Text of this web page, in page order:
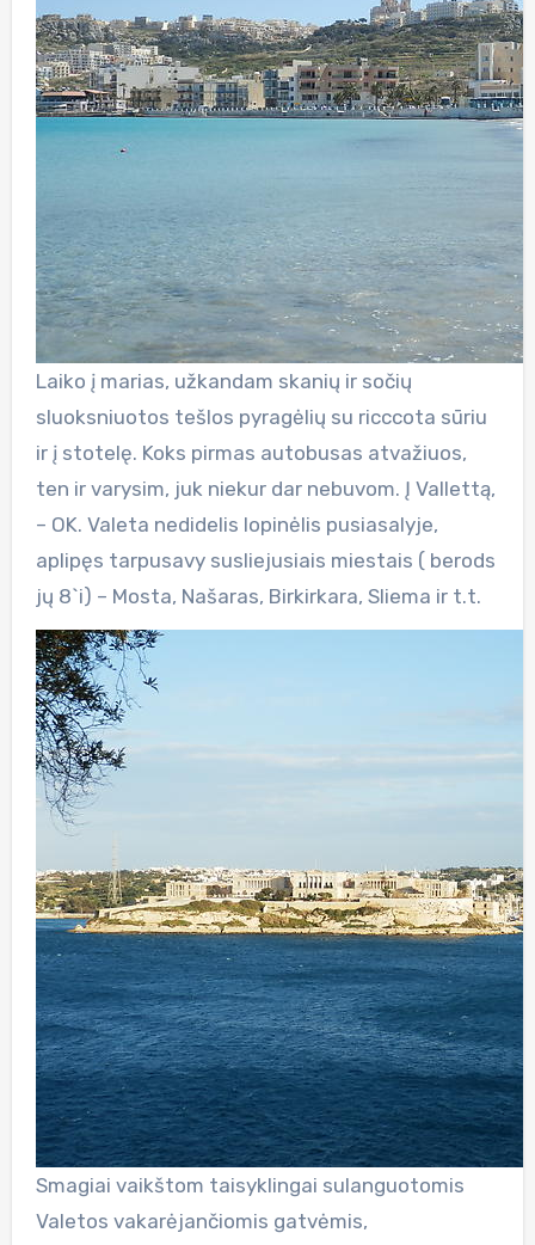
Laiko į marias, užkandam skanių ir sočių
sluoksniuotos tešlos pyragėlių su ricccota sūriu
ir į stotelę. Koks pirmas autobusas atvažiuos,
ten ir varysim, juk niekur dar nebuvom. Į Vallettą,
– OK. Valeta nedidelis lopinėlis pusiasalyje,
aplipęs tarpusavy susliejusiais miestais ( berods
jų 8`i) – Mosta, Našaras, Birkirkara, Sliema ir t.t.
Smagiai vaikštom taisyklingai sulanguotomis
Valetos vakarėjančiomis gatvėmis,